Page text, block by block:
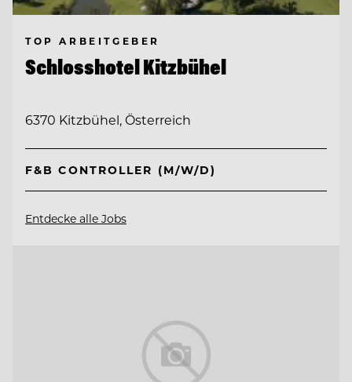
TOP ARBEITGEBER
Schlosshotel Kitzbühel
6370 Kitzbühel, Österreich
F&B CONTROLLER (M/W/D)
Entdecke alle Jobs